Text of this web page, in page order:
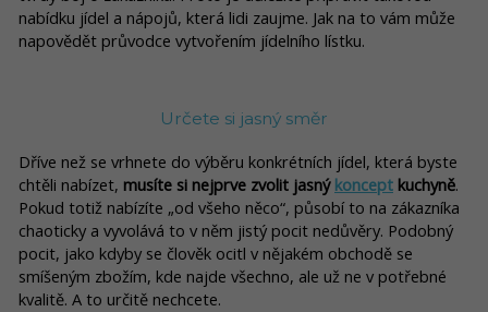
nabídku jídel a nápojů, která lidi zaujme. Jak na to vám může
napovědět průvodce vytvořením jídelního lístku.
Určete si jasný směr
Dříve než se vrhnete do výběru konkrétních jídel, která byste
chtěli nabízet, musíte si nejprve zvolit jasný koncept kuchyně.
Pokud totiž nabízíte „od všeho něco“, působí to na zákazníka
chaoticky a vyvolává to v něm jistý pocit nedůvěry. Podobný
pocit, jako kdyby se člověk ocitl v nějakém obchodě se
smíšeným zbožím, kde najde všechno, ale už ne v potřebné
kvalitě. A to určitě nechcete.